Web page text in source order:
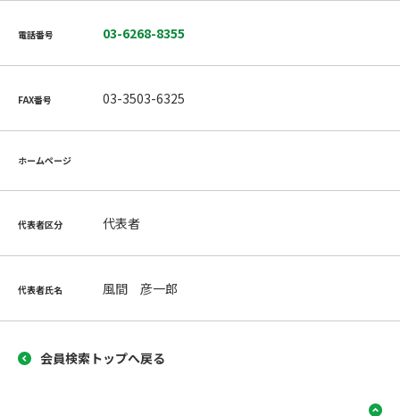
電話番号 03-6268-8355
FAX番号 03-3503-6325
ホームページ
代表者区分 代表者
代表者氏名 風間 彦一郎
会員検索トップへ戻る